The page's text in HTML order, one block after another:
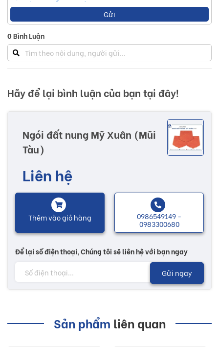
Gửi
0Bình Luận
Hãy để lại bình luận của bạn tại đây!
Ngói đất nung Mỹ Xuân (Mũi
Tàu)
Liên hệ
Thêm vào giỏ hàng 0986549149 -
0983300680
Để lại số điện thoại, Chúng tôi sẽ liên hệ với bạn ngay
Gửi ngay
Sản phẩm liên quan